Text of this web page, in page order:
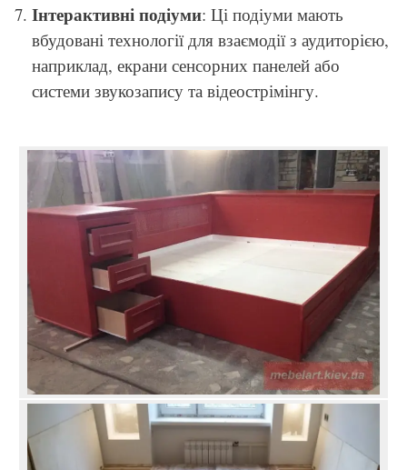
Інтерактивні подіуми: Ці подіуми мають
вбудовані технології для взаємодії з аудиторією,
наприклад, екрани сенсорних панелей або
системи звукозапису та відеострімінгу.